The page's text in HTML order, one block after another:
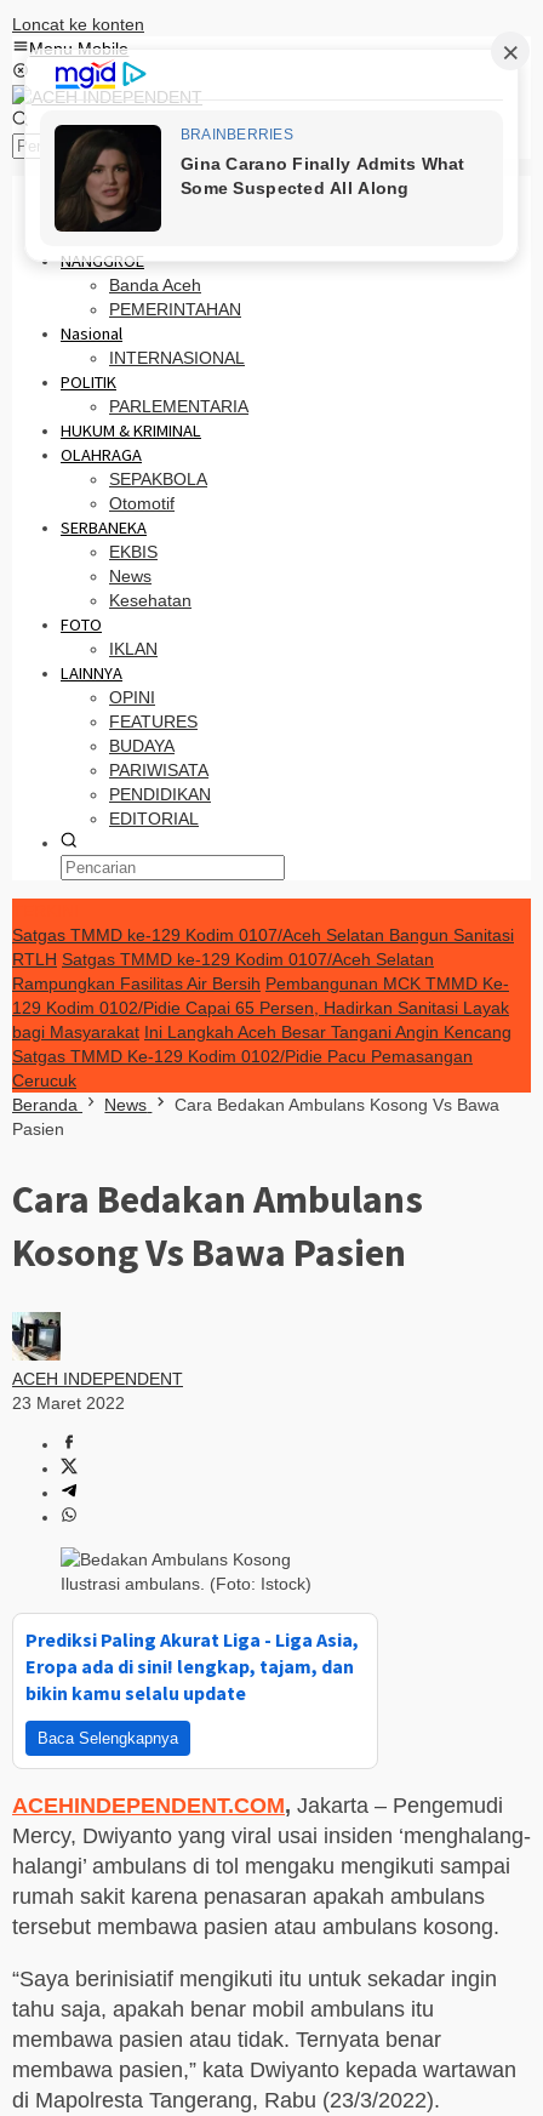
Loncat ke konten
Menu Mobile
HOME
PRO OTONOMI
NANGGROE
Banda Aceh
PEMERINTAHAN
Nasional
INTERNASIONAL
POLITIK
PARLEMENTARIA
HUKUM & KRIMINAL
OLAHRAGA
SEPAKBOLA
Otomotif
SERBANEKA
EKBIS
News
Kesehatan
FOTO
IKLAN
LAINNYA
OPINI
FEATURES
BUDAYA
PARIWISATA
PENDIDIKAN
EDITORIAL
Satgas TMMD ke-129 Kodim 0107/Aceh Selatan Bangun Sanitasi
RTLH Satgas TMMD ke-129 Kodim 0107/Aceh Selatan
Rampungkan Fasilitas Air Bersih Pembangunan MCK TMMD Ke-
129 Kodim 0102/Pidie Capai 65 Persen, Hadirkan Sanitasi Layak
bagi Masyarakat Ini Langkah Aceh Besar Tangani Angin Kencang
Satgas TMMD Ke-129 Kodim 0102/Pidie Pacu Pemasangan
Cerucuk
Beranda
News
Cara Bedakan Ambulans Kosong Vs Bawa
Pasien
Cara Bedakan Ambulans
Kosong Vs Bawa Pasien
ACEH INDEPENDENT
23 Maret 2022
Ilustrasi ambulans. (Foto: Istock)
Prediksi Paling Akurat Liga - Liga Asia,
Eropa ada di sini! lengkap, tajam, dan
bikin kamu selalu update
Baca Selengkapnya
ACEHINDEPENDENT.COM, Jakarta – Pengemudi
Mercy, Dwiyanto yang viral usai insiden ‘menghalang-
halangi’ ambulans di tol mengaku mengikuti sampai
rumah sakit karena penasaran apakah ambulans
tersebut membawa pasien atau ambulans kosong.
“Saya berinisiatif mengikuti itu untuk sekadar ingin
tahu saja, apakah benar mobil ambulans itu
membawa pasien atau tidak. Ternyata benar
membawa pasien,” kata Dwiyanto kepada wartawan
di Mapolresta Tangerang, Rabu (23/3/2022).